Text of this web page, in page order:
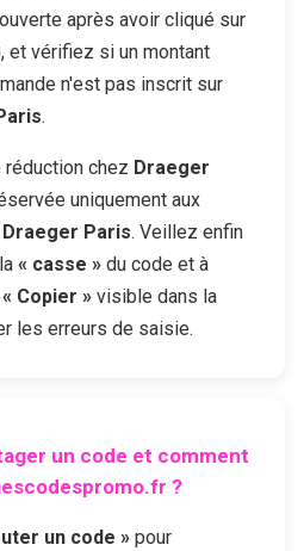
après avoir cliqué sur
et vérifiez si un montant
n'est pas inscrit sur
.
chez Draeger
uniquement aux
Draeger Paris. Veillez enfin
« casse » du code et à
« Copier » visible dans la
les erreurs de saisie.
un code et comment
?
un code » pour